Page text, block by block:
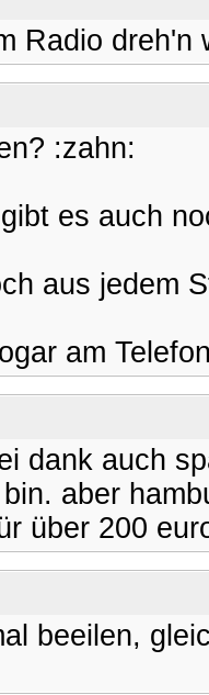
Radio dreh'n
:zahn:
es auch
aus jedem
am
dank auch
aber
über 200
beeilen,